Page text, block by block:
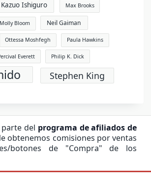
Kazuo Ishiguro Max Brooks
Molly Bloom Neil Gaiman
Ottessa Moshfegh Paula Hawkins
Everett Philip K. Dick
Stephen King
parte del programa de afiliados de
obtenemos comisiones por ventas
botones de "Compra" de los